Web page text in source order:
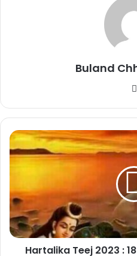
Buland
Hartalika Teej 2023 :